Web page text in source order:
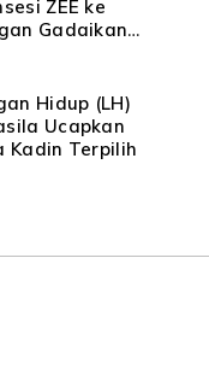
ZEE ke
Gadaikan
Sumber Daya
Hidup (LH)
Ucapkan
Kadin Terpilih